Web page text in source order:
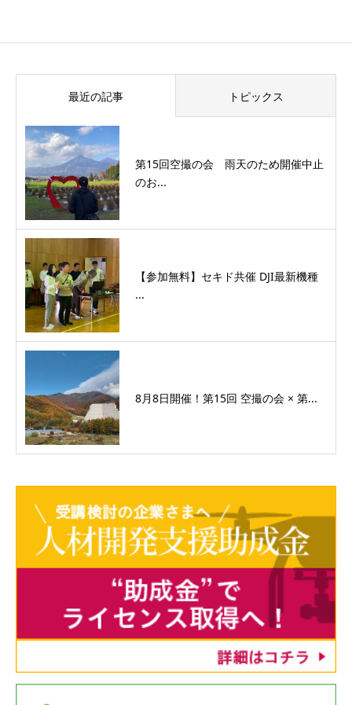
最近の記事 トピックス
第15回空撮の会 雨天のため開催中止
のお...
【参加無料】セキド共催 DJI最新機種
...
8月8日開催！第15回 空撮の会 × 第...